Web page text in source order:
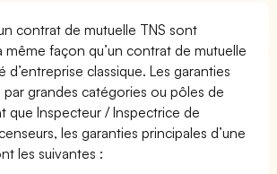
contrat de mutuelle TNS sont
même façon qu’un contrat de mutuelle
d’entreprise classique. Les garanties
grandes catégories ou pôles de
que Inspecteur / Inspectrice de
les garanties principales d’une
les suivantes :